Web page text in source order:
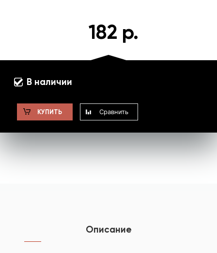
182 р.
В наличии
КУПИТЬ Сравнить
Описание